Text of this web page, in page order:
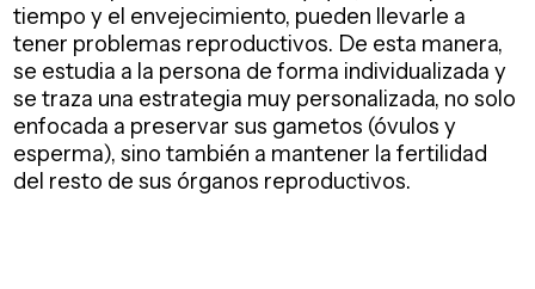
tiempo y el envejecimiento, pueden llevarle a
tener problemas reproductivos. De esta manera,
se estudia a la persona de forma individualizada y
se traza una estrategia muy personalizada, no solo
enfocada a preservar sus gametos (óvulos y
esperma), sino también a mantener la fertilidad
del resto de sus órganos reproductivos.